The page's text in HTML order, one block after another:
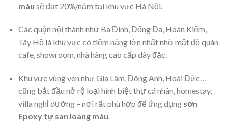
màu sẽ đạt 20%/năm tại khu vực Hà Nội.
Các quận nội thành như Ba Đình, Đống Đa, Hoàn Kiếm,
Tây Hồ là khu vực có tiềm năng lớn nhất nhờ mật độ quán
cafe, showroom, nhà hàng cao cấp dày đặc.
Khu vực vùng ven như Gia Lâm, Đông Anh, Hoài Đức…
cũng bắt đầu nở rộ loại hình biệt thự cá nhân, homestay,
villa nghỉ dưỡng – nơi rất phù hợp để ứng dụng sơn
Epoxy tự san loang màu